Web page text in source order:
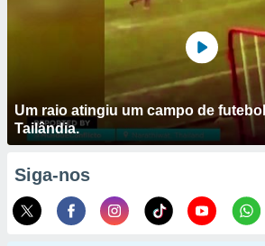
Um raio atingiu um campo de
Tailândia.
Siga-nos